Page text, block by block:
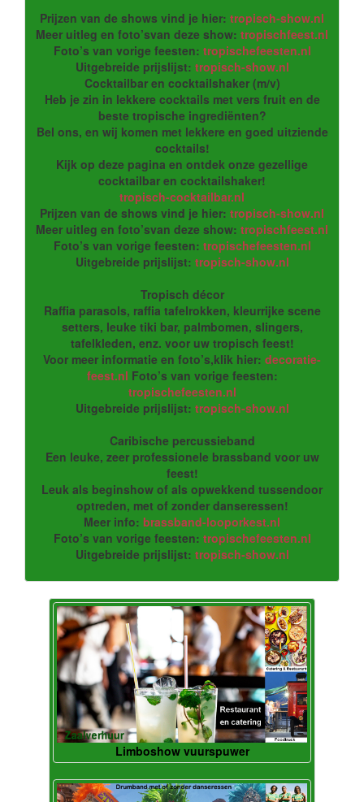
Prijzen van de shows vind je hier: tropisch-show.nl
Meer uitleg en foto’svan deze show: tropischfeest.nl
Foto’s van vorige feesten: tropischefeesten.nl
Uitgebreide prijslijst: tropisch-show.nl
Cocktailbar en cocktailshaker (m/v)
Heb je zin in lekkere cocktails met vers fruit en de
beste tropische ingrediënten?
Bel ons, en wij komen met lekkere en goed uitziende
cocktails!
Kijk op deze pagina en ontdek onze gezellige
cocktailbar en cocktailshaker!
tropisch-cocktailbar.nl
Prijzen van de shows vind je hier: tropisch-show.nl
Meer uitleg en foto’svan deze show: tropischfeest.nl
Foto’s van vorige feesten: tropischefeesten.nl
Uitgebreide prijslijst: tropisch-show.nl
Tropisch décor
Raffia parasols, raffia tafelrokken, kleurrijke scene
setters, leuke tiki bar, palmbomen, slingers,
tafelkleden, enz. voor uw tropisch feest!
Voor meer informatie en foto’s,klik hier: decoratie-
feest.nl Foto’s van vorige feesten:
tropischefeesten.nl
Uitgebreide prijslijst: tropisch-show.nl
Caribische percussieband
Een leuke, zeer professionele brassband voor uw
feest!
Leuk als beginshow of als opwekkend tussendoor
optreden, met of zonder danseressen!
Meer info: brassband-looporkest.nl
Foto’s van vorige feesten: tropischefeesten.nl
Uitgebreide prijslijst: tropisch-show.nl
Limboshow vuurspuwer